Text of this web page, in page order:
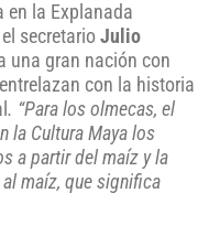
en la Explanada
secretarioJulio
una gran nación con
con la historia
. “Para los olmecas, el
la Cultura Maya los
a partir del maíz y la
maíz, que significa